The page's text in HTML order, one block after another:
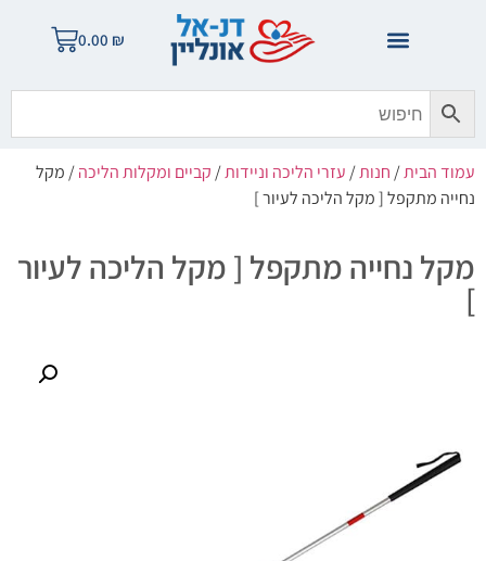
0.00 ₪
עמוד הבית/חנות/עזרי הליכה וניידות/קביים ומקלות הליכה/ מקל
נחייה מתקפל [ מקל הליכה לעיור ]
מקל נחייה מתקפל [ מקל הליכה לעיור
]